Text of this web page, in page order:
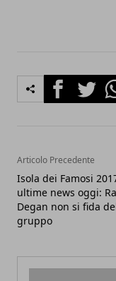
FacebookTwitter
Articolo Precedente
Isola dei Famosi
ultime news oggi:
Degan non si fida
gruppo